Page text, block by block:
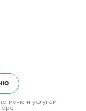
меню и услугам